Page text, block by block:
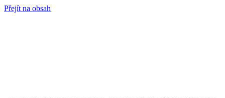
Přejít na obsah